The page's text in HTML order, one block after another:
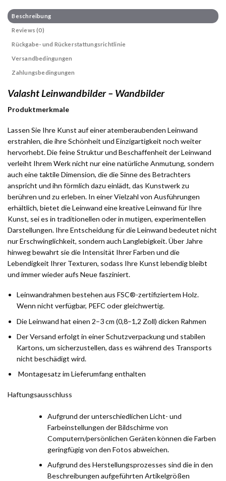
Beschreibung
Reviews (0)
Rückgabe- und Rückerstattungsrichtlinie
Versandbedingungen
Zahlungsbedingungen
Valasht Leinwandbilder – Wandbilder
Produktmerkmale
Lassen Sie Ihre Kunst auf einer atemberaubenden Leinwand
erstrahlen, die ihre Schönheit und Einzigartigkeit noch weiter
hervorhebt. Die feine Struktur und Beschaffenheit der Leinwand
verleiht Ihrem Werk nicht nur eine natürliche Anmutung, sondern
auch eine taktile Dimension, die die Sinne des Betrachters
anspricht und ihn förmlich dazu einlädt, das Kunstwerk zu
berühren und zu erleben. In einer Vielzahl von Ausführungen
erhältlich, bietet die Leinwand eine kreative Leinwand für Ihre
Kunst, sei es in traditionellen oder in mutigen, experimentellen
Darstellungen. Ihre Entscheidung für die Leinwand bedeutet nicht
nur Erschwinglichkeit, sondern auch Langlebigkeit. Über Jahre
hinweg bewahrt sie die Intensität Ihrer Farben und die
Lebendigkeit Ihrer Texturen, sodass Ihre Kunst lebendig bleibt
und immer wieder aufs Neue fasziniert.
Leinwandrahmen bestehen aus FSC®-zertifiziertem Holz.
Wenn nicht verfügbar, PEFC oder gleichwertig.
Die Leinwand hat einen 2–3 cm (0,8–1,2 Zoll) dicken Rahmen
Der Versand erfolgt in einer Schutzverpackung und stabilen
Kartons, um sicherzustellen, dass es während des Transports
nicht beschädigt wird.
Montagesatz im Lieferumfang enthalten
Haftungsausschluss
Aufgrund der unterschiedlichen Licht- und
Farbeinstellungen der Bildschirme von
Computern/persönlichen Geräten können die Farben
geringfügig von den Fotos abweichen.
Aufgrund des Herstellungsprozesses sind die in den
Beschreibungen aufgeführten Artikelgrößen